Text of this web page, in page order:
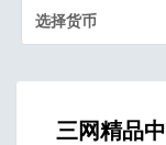
三网精品